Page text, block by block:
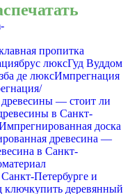
пропитка
брус люксГуд Вуддом
де люксИмпрегнация
— стоит ли
в Санкт-
доска
древесина —
в Санкт-
Петербурге и
ключкупить деревянный